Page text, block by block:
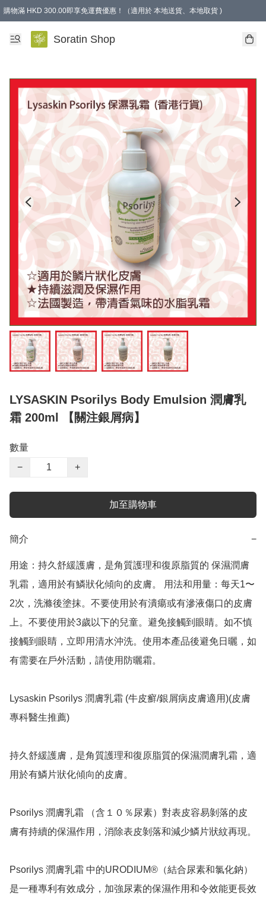
購物滿 HKD 300.00即享免運費優惠！（適用於 本地送貨、本地取貨 )
Soratin Shop
LYSASKIN Psorilys Body Emulsion 潤膚乳
霜 200ml 【關注銀屑病】
數量
−
+
加至購物車
簡介 −
用途：持久舒緩護膚，是角質護理和復原脂質的 保濕潤膚
乳霜，適用於有鱗狀化傾向的皮膚。 用法和用量：每天1〜
2次，洗滌後塗抹。不要使用於有潰瘍或有滲液傷口的皮膚
上。不要使用於3歲以下的兒童。避免接觸到眼睛。如不慎
接觸到眼睛，立即用清水沖洗。使用本產品後避免日曬，如
有需要在戶外活動，請使用防曬霜。
Lysaskin Psorilys 潤膚乳霜 (牛皮癬/銀屑病皮膚適用)(皮膚
專科醫生推薦)
持久舒緩護膚，是角質護理和復原脂質的保濕潤膚乳霜，適
用於有鱗片狀化傾向的皮膚。
Psorilys 潤膚乳霜 （含１０％尿素）對表皮容易剝落的皮
膚有持續的保濕作用，消除表皮剝落和減少鱗片狀紋再現。
Psorilys 潤膚乳霜 中的URODIUM®（結合尿素和氯化鈉）
是一種專利有效成分，加強尿素的保濕作用和令效能更長效